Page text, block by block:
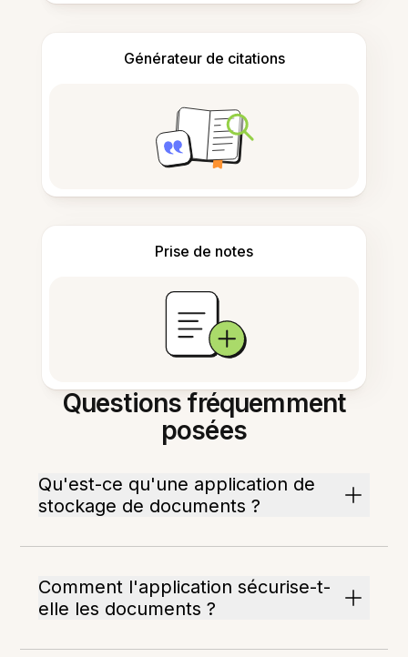
Générateur de citations
Prise de notes
Questions fréquemment
posées
Qu'est-ce qu'une application de
stockage de documents ?
Comment l'application sécurise-t-
elle les documents ?